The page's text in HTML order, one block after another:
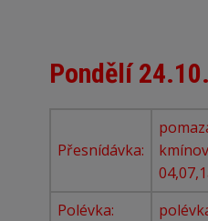
Pondělí
Přesnídávka:
Polévka: